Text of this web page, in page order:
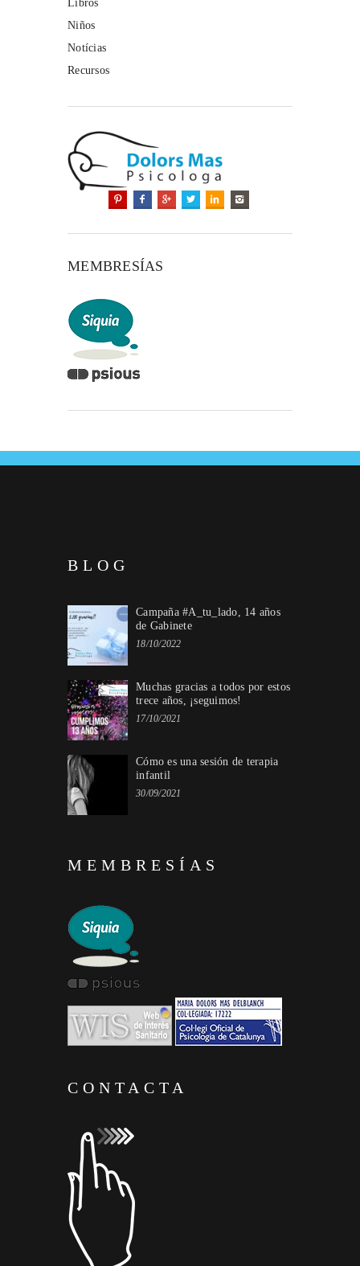
Libros
Niños
Notícias
Recursos
MEMBRESÍAS
BLOG
Campaña #A_tu_lado, 14 años
de Gabinete
18/10/2022
Muchas gracias a todos por estos
trece años, ¡seguimos!
17/10/2021
Cómo es una sesión de terapia
infantil
30/09/2021
MEMBRESÍAS
CONTACTA